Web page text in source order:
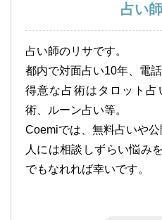
占い
占い師のリサです。
都内で対面占い10年、電
得意な占術はタロット
術、ルーン占い等。
Coemiでは、無料占いや公
人には相談しずらい悩み
でもなれれば幸いです。